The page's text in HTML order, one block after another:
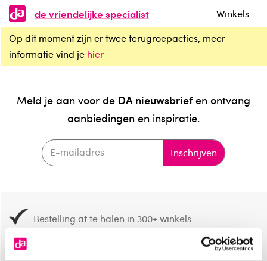
de vriendelijke specialist
Winkels
Op dit moment zijn er twee terugroepacties, meer
informatie vind je hier
Meld je aan voor de DA nieuwsbriefen ontvang
aanbiedingen en inspiratie.
Inschrijven
Bestelling af te halen in300+ winkels